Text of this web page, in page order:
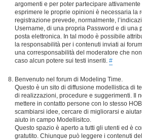
argomenti e per poter partecipare
esprimere le proprie opinioni è necessaria la
registrazione prevede, normalmente,
Username, di una propria Password e di una
posta elettronica. In tal modo è possibile
la responsabilità per i contenuti inviati ai
una corresponsabilità del moderatore che
caso alcun potere sui testi inseriti. #
Benvenuto nel forum di Modeling Time.
Questo è un sito di diffusione modellistica di
di realizzazioni, procedure e suggerimenti. Il
mettere in contatto persone con lo stesso
scambiarsi idee, cercare di migliorarsi e
aiuto in campo Modellisitco.
Questo spazio è aperto a tutti gli utenti ed è
gratutito. Chiunque può leggere i contenuti